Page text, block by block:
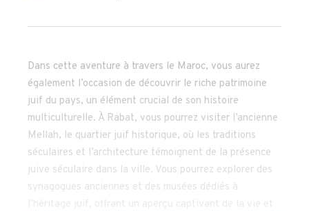
Dans cette aventure à travers le Maroc, vous aurez
également l’occasion de découvrir le riche patrimoine
juif du pays, un élément crucial de son histoire
multiculturelle. À Rabat, vous pourrez visiter l’ancienne
Mellah, le quartier juif historique, où les traditions
séculaires et l’architecture témoignent de la présence
juive séculaire dans la ville. Vous pourrez explorer des
synagogues anciennes et des musées dédiés à